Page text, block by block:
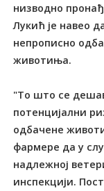
низводно
Лукић је навео
непрописно
животиња.
"То што се
потенцијални
одбачене
фармере да у
надлежној
инспекцији.